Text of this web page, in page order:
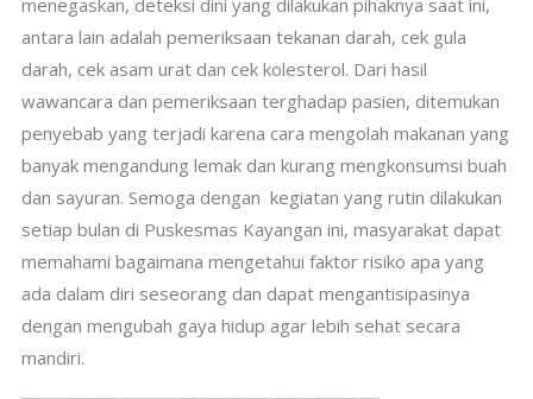
antara lain adalah pemeriksaan tekanan darah, cek gula
darah, cek asam urat dan cek kolesterol. Dari hasil
wawancara dan pemeriksaan terghadap pasien, ditemukan
penyebab yang terjadi karena cara mengolah makanan yang
banyak mengandung lemak dan kurang mengkonsumsi buah
dan sayuran. Semoga dengan kegiatan yang rutin dilakukan
setiap bulan di Puskesmas Kayangan ini, masyarakat dapat
memahami bagaimana mengetahui faktor risiko apa yang
ada dalam diri seseorang dan dapat mengantisipasinya
dengan mengubah gaya hidup agar lebih sehat secara
mandiri.